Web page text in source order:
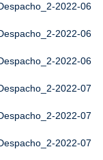
2022-06
2022-06
2022-06
2022-07
2022-07
2022-07